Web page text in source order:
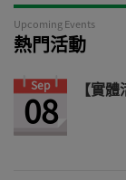
Upcoming Events
熱門活動
Sep
08 【實